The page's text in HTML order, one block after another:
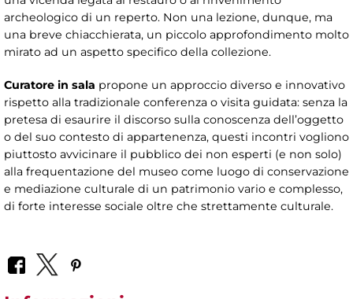
archeologico di un reperto. Non una lezione, dunque, ma
una breve chiacchierata, un piccolo approfondimento molto
mirato ad un aspetto specifico della collezione.
Curatore in sala propone un approccio diverso e innovativo
rispetto alla tradizionale conferenza o visita guidata: senza la
pretesa di esaurire il discorso sulla conoscenza dell’oggetto
o del suo contesto di appartenenza, questi incontri vogliono
piuttosto avvicinare il pubblico dei non esperti (e non solo)
alla frequentazione del museo come luogo di conservazione
e mediazione culturale di un patrimonio vario e complesso,
di forte interesse sociale oltre che strettamente culturale.